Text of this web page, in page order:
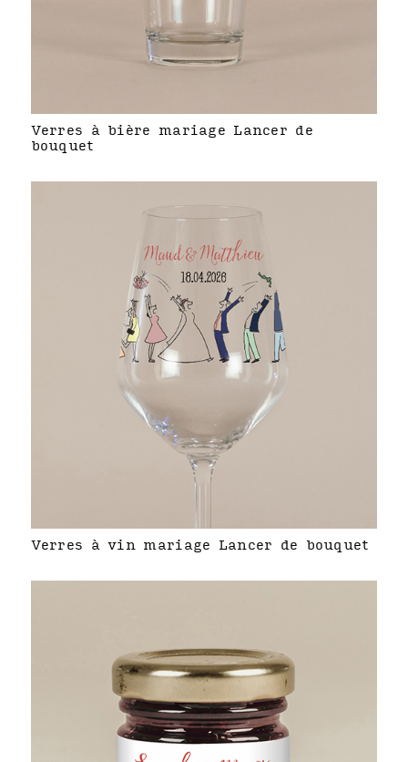
Verres à bière mariage Lancer de
bouquet
Verres à vin mariage Lancer de bouquet